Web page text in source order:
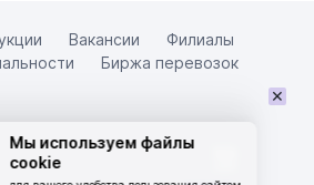
Мы используем файлы
cookie
Вакансии
Филиалы
Биржа перевозок
×